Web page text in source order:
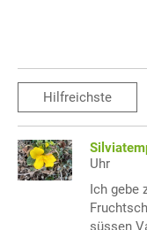
Hilfreichste
Uhr
Ich gebe
süssen